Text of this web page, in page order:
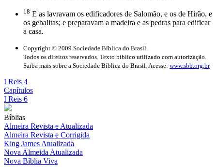
18 E as lavravam os edificadores de Salomão, e os de Hirão, e
os gebalitas; e preparavam a madeira e as pedras para edificar
a casa.
Copyright © 2009 Sociedade Bíblica do Brasil.
Todos os direitos reservados. Texto bíblico utilizado com autorização.
Saiba mais sobre a Sociedade Bíblica do Brasil. Acesse: www.sbb.org.br
I Reis 4
Capítulos
I Reis 6
Bíblias
Almeira Revista e Atualizada
Almeira Revista e Corrigida
King James Atualizada
Nova Almeida Atualizada
Nova Bíblia Viva